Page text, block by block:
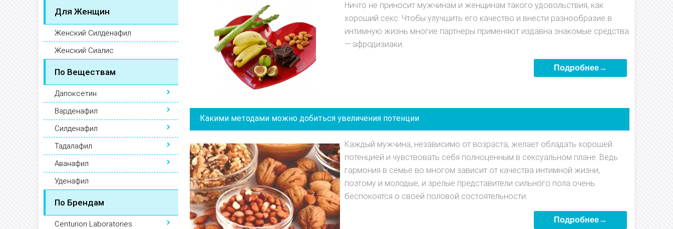
Для Женщин
Женский Силденафил
Женский Сиалис
По Веществам
Дапоксетин
Варденафил
Силденафил
Тадалафил
Аванафил
Уденафил
По Брендам
Centurion Laboratories
Ничто не приносит мужчинам и женщинам такого удовольствия, как
хороший секс. Чтобы улучшить его качество и внести разнообразие в
интимную жизнь многие партнеры применяют издавна знакомые средства
— афродизиаки.
Подробнее→
Какими методами можно добиться увеличения потенции
Каждый мужчина, независимо от возраста, желает обладать хорошей
потенцией и чувствовать себя полноценным в сексуальном плане. Ведь
гармония в семье во многом зависит от качества интимной жизни,
поэтому и молодые, и зрелые представители сильного пола очень
беспокоятся о своей половой состоятельности.
Подробнее→